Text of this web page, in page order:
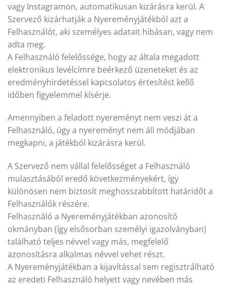
vagy Instagramon, automatikusan kizárásra kerül. A
Szervező kizárhatják a Nyereményjátékból azt a
Felhasználót, aki személyes adatait hibásan, vagy nem
adta meg.
A Felhasználó felelőssége, hogy az általa megadott
elektronikus levélcímre beérkező üzeneteket és az
eredményhirdetéssel kapcsolatos értesítést kellő
időben figyelemmel kísérje.
Amennyiben a feladott nyereményt nem veszi át a
Felhasználó, úgy a nyereményt nem áll módjában
megkapni, a játékból kizárásra kerül.
A Szervező nem vállal felelősséget a Felhasználó
mulasztásából eredő következményekért, így
különösen nem biztosít meghosszabbított határidőt a
Felhasználók részére.
Felhasználó a Nyereményjátékban azonosító
okmányban (így elsősorban személyi igazolványban)
található teljes névvel vagy más, megfelelő
azonosításra alkalmas névvel vehet részt.
A Nyereményjátékban a kijavítással sem regisztrálható
az eredeti Felhasználó helyett vagy nevében más